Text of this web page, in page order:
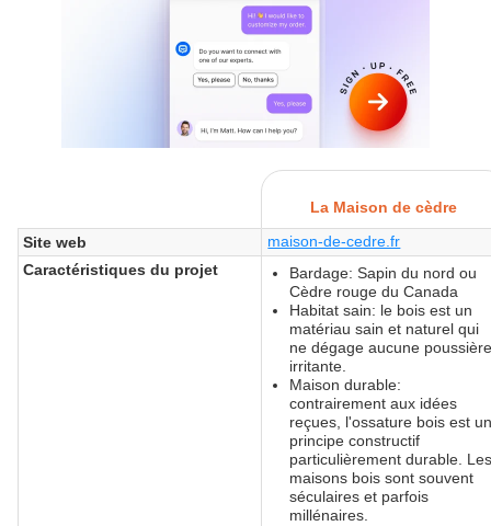
La Maison de cèdre
Site web
maison-de-cedre.fr
Caractéristiques du projet
Bardage: Sapin du nord ou
Cèdre rouge du Canada
Habitat sain: le bois est un
matériau sain et naturel qui
ne dégage aucune poussière
irritante.
Maison durable:
contrairement aux idées
reçues, l'ossature bois est un
principe constructif
particulièrement durable. Les
maisons bois sont souvent
séculaires et parfois
millénaires.